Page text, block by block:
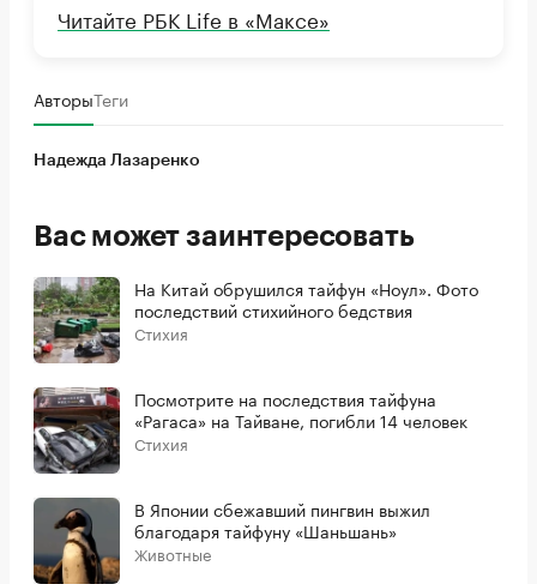
Читайте РБК Life в «Максе»
АвторыТеги
Надежда Лазаренко
Вас может заинтересовать
На Китай обрушился тайфун «Ноул». Фото
последствий стихийного бедствия
Стихия
Посмотрите на последствия тайфуна
«Рагаса» на Тайване, погибли 14 человек
Стихия
В Японии сбежавший пингвин выжил
благодаря тайфуну «Шаньшань»
Животные